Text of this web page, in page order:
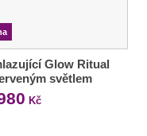
Glow Ritual
světlem
Kč